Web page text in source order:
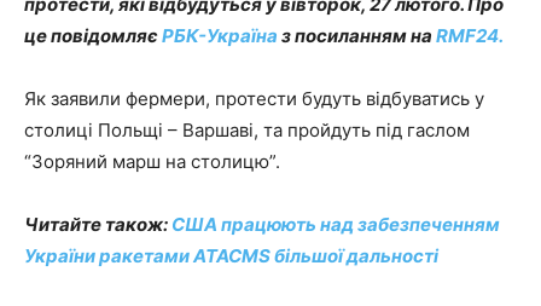
це повідомляєРБК-Україна з посиланням на RMF24.
Як заявили фермери, протести будуть відбуватись у
столиці Польщі – Варшаві, та пройдуть під гаслом
“Зоряний марш на столицю”.
Читайте також: США працюють над забезпеченням
України ракетами ATACMS більшої дальності